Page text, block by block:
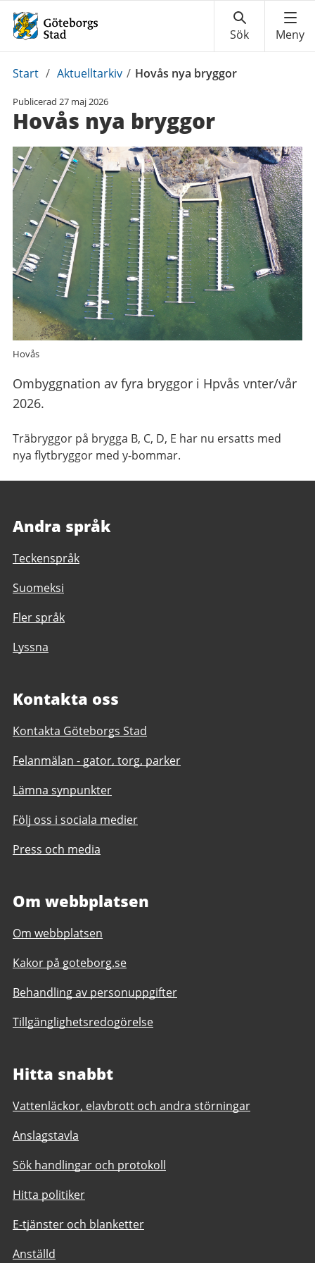
Du
här:
Start / Aktuelltarkiv / Hovås nya bryggor
Publicerad 27 maj 2026
Hovås nya bryggor
Hovås
Ombyggnation av fyra bryggor i Hpvås vnter/vår
2026.
Träbryggor på brygga B, C, D, E har nu ersatts med
nya flytbryggor med y-bommar.
Andra språk
Teckenspråk
Suomeksi
Fler språk
Lyssna
Kontakta oss
Kontakta Göteborgs Stad
Felanmälan - gator, torg, parker
Lämna synpunkter
Följ oss i sociala medier
Press och media
Om webbplatsen
Om webbplatsen
Kakor på goteborg.se
Behandling av personuppgifter
Tillgänglighetsredogörelse
Hitta snabbt
Vattenläckor, elavbrott och andra störningar
Anslagstavla
Sök handlingar och protokoll
Hitta politiker
E-tjänster och blanketter
Anställd